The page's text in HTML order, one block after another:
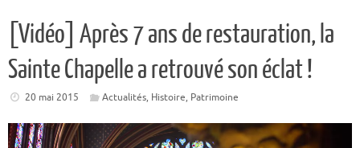
[Vidéo] Après 7 ans de restauration, la
Sainte Chapelle a retrouvé son éclat !
20 mai 2015 Actualités, Histoire, Patrimoine